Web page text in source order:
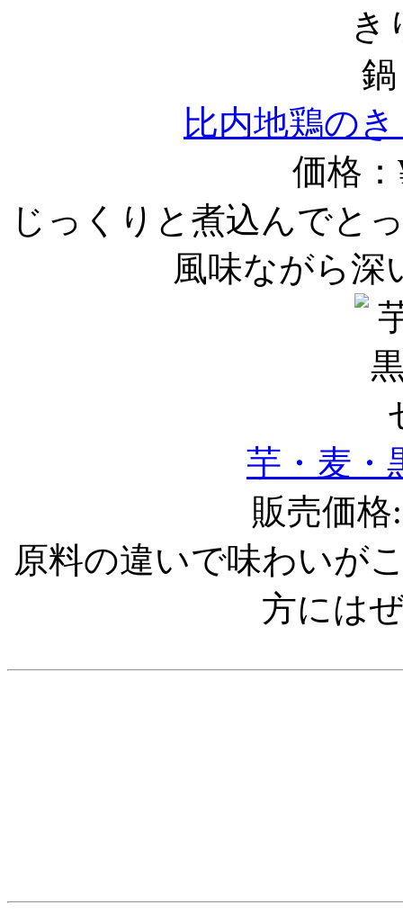
比内地鶏の
価格
じっくりと煮込んでと
風味ながら深
芋・麦・
販売価格
原料の違いで味わいが
方には